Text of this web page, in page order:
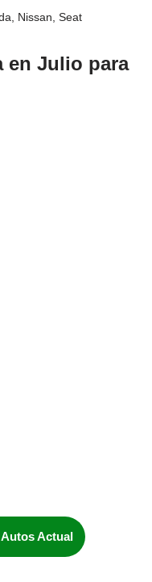
, Nissan, Seat
en Julio para
Actual